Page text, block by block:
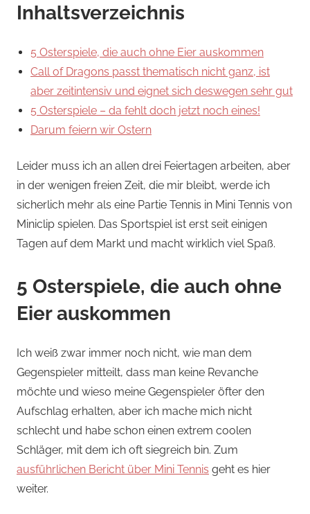
Inhaltsverzeichnis
5 Osterspiele, die auch ohne Eier auskommen
Call of Dragons passt thematisch nicht ganz, ist
aber zeitintensiv und eignet sich deswegen sehr gut
5 Osterspiele – da fehlt doch jetzt noch eines!
Darum feiern wir Ostern
Leider muss ich an allen drei Feiertagen arbeiten, aber
in der wenigen freien Zeit, die mir bleibt, werde ich
sicherlich mehr als eine Partie Tennis in Mini Tennis von
Miniclip spielen. Das Sportspiel ist erst seit einigen
Tagen auf dem Markt und macht wirklich viel Spaß.
5 Osterspiele, die auch ohne
Eier auskommen
Ich weiß zwar immer noch nicht, wie man dem
Gegenspieler mitteilt, dass man keine Revanche
möchte und wieso meine Gegenspieler öfter den
Aufschlag erhalten, aber ich mache mich nicht
schlecht und habe schon einen extrem coolen
Schläger, mit dem ich oft siegreich bin. Zum
ausführlichen Bericht über Mini Tennis geht es hier
weiter.